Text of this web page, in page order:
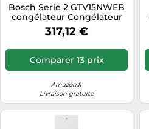
Bosch Serie 2 GTV15NWEB
congélateur Congélateur
vertical Pose libre 83 L E
Blanc
317,12 €
Comparer 13 prix
Amazon.fr
Livraison gratuite